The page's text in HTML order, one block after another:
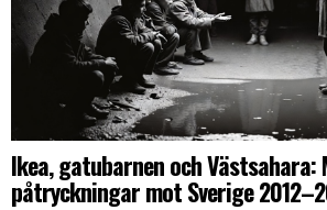
Ikea, gatubarnen och Västsahara:
påtryckningar mot Sverige